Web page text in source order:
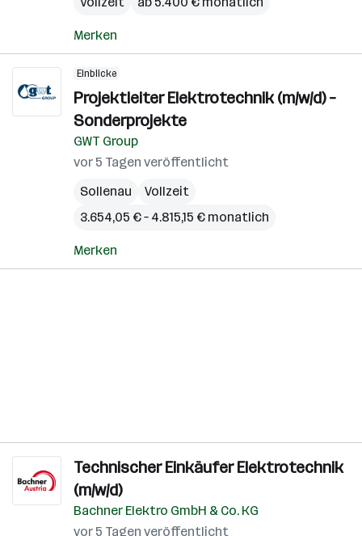
Merken
Einblicke
Projektleiter Elektrotechnik (m/w/d) –
Sonderprojekte
GWT Group
vor 5 Tagen veröffentlicht
Sollenau
Vollzeit
3.654,05 € – 4.815,15 € monatlich
Merken
Technischer Einkäufer Elektrotechnik
(m/w/d)
Bachner Elektro GmbH & Co. KG
vor 5 Tagen veröffentlicht